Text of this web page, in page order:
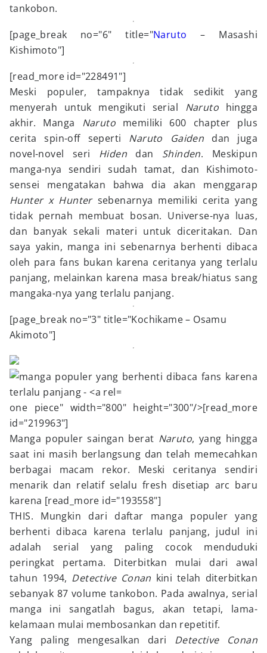
tankobon.
[page_break no="6" title="Naruto – Masashi
Kishimoto"]
[read_more id="228491"]
Meski populer, tampaknya tidak sedikit yang
menyerah untuk mengikuti serial Naruto hingga
akhir. Manga Narutomemiliki 600 chapter plus
cerita spin-off seperti Naruto Gaiden dan juga
novel-novel seri Hiden dan Shinden. Meskipun
manga-nya sendiri sudah tamat, dan Kishimoto-
sensei mengatakan bahwa dia akan menggarap
Hunter x Hunter sebenarnya memiliki cerita yang
tidak pernah membuat bosan. Universe-nya luas,
dan banyak sekali materi untuk diceritakan. Dan
saya yakin, manga ini sebenarnya berhenti dibaca
oleh para fans bukan karena ceritanya yang terlalu
panjang, melainkan karena masa break/hiatus sang
mangaka-nya yang terlalu panjang.
[page_break no="3" title="Kochikame – Osamu
Akimoto"]
one piece" width="800" height="300"/>[read_more
id="219963"]
Manga populer saingan berat Naruto, yang hingga
saat ini masih berlangsung dan telah memecahkan
berbagai macam rekor. Meski ceritanya sendiri
menarik dan relatif selalu fresh disetiap arc baru
karena [read_more id="193558"]
THIS. Mungkin dari daftar manga populer yang
berhenti dibaca karena terlalu panjang, judul ini
adalah serial yang paling cocok menduduki
peringkat pertama. Diterbitkan mulai dari awal
tahun 1994, Detective Conan kini telah diterbitkan
sebanyak 87 volume tankobon. Pada awalnya, serial
manga ini sangatlah bagus, akan tetapi, lama-
kelamaan mulai membosankan dan repetitif.
Yang paling mengesalkan dari Detective Conan